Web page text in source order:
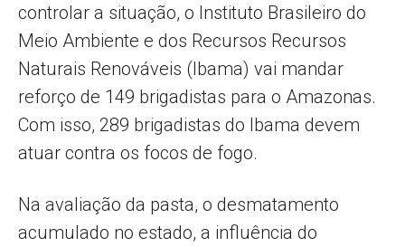
controlar a situação, o Instituto Brasileiro do
Meio Ambiente e dos Recursos Recursos
Naturais Renováveis (Ibama) vai mandar
reforço de 149 brigadistas para o Amazonas.
Com isso, 289 brigadistas do Ibama devem
atuar contra os focos de fogo.
Na avaliação da pasta, o desmatamento
acumulado no estado, a influência do